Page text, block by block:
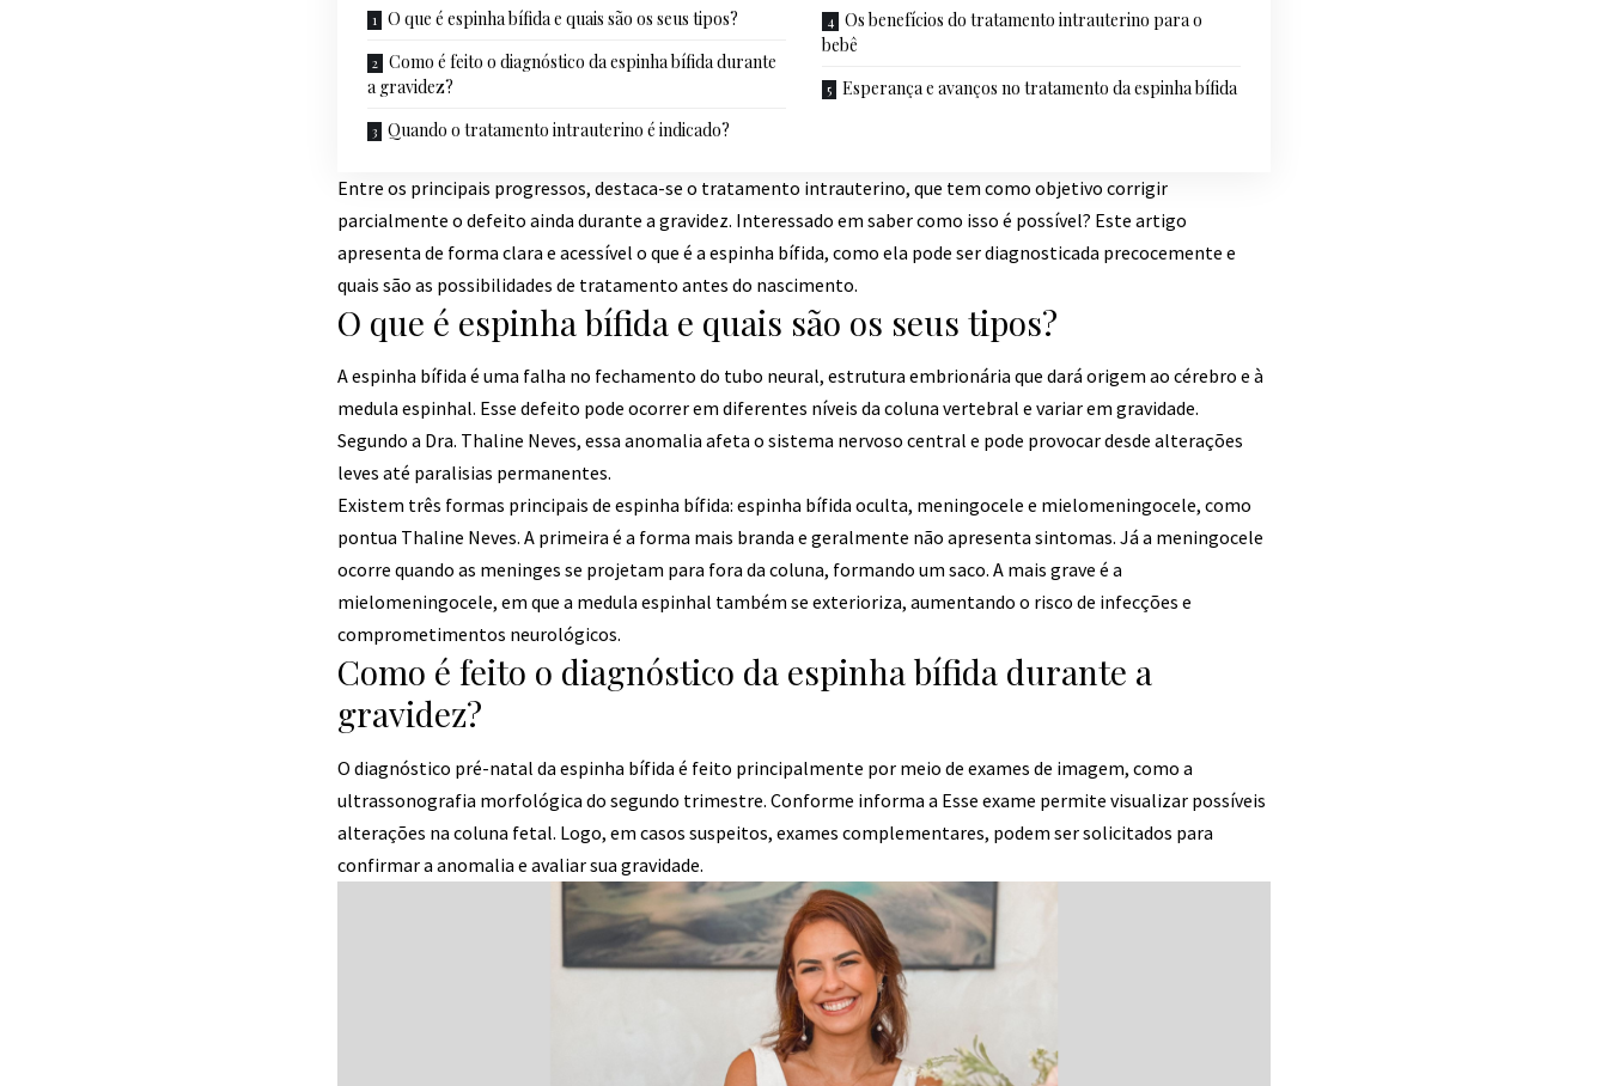
O que é espinha bífida e quais são os seus tipos?
Como é feito o diagnóstico da espinha bífida durante
a gravidez?
Quando o tratamento intrauterino é indicado?
Os benefícios do tratamento intrauterino para o
bebê
Esperança e avanços no tratamento da espinha bífida
Entre os principais progressos, destaca-se o tratamento intrauterino, que tem como objetivo corrigir
parcialmente o defeito ainda durante a gravidez. Interessado em saber como isso é possível? Este artigo
apresenta de forma clara e acessível o que é a espinha bífida, como ela pode ser diagnosticada precocemente e
quais são as possibilidades de tratamento antes do nascimento.
O que é espinha bífida e quais são os seus tipos?
A espinha bífida é uma falha no fechamento do tubo neural, estrutura embrionária que dará origem ao cérebro e à
medula espinhal. Esse defeito pode ocorrer em diferentes níveis da coluna vertebral e variar em gravidade.
Segundo a Dra. Thaline Neves, essa anomalia afeta o sistema nervoso central e pode provocar desde alterações
leves até paralisias permanentes.
Existem três formas principais de espinha bífida: espinha bífida oculta, meningocele e mielomeningocele, como
pontua Thaline Neves. A primeira é a forma mais branda e geralmente não apresenta sintomas. Já a meningocele
ocorre quando as meninges se projetam para fora da coluna, formando um saco. A mais grave é a
mielomeningocele, em que a medula espinhal também se exterioriza, aumentando o risco de infecções e
comprometimentos neurológicos.
Como é feito o diagnóstico da espinha bífida durante a
gravidez?
O diagnóstico pré-natal da espinha bífida é feito principalmente por meio de exames de imagem, como a
ultrassonografia morfológica do segundo trimestre. Conforme informa a Esse exame permite visualizar possíveis
alterações na coluna fetal. Logo, em casos suspeitos, exames complementares, podem ser solicitados para
confirmar a anomalia e avaliar sua gravidade.